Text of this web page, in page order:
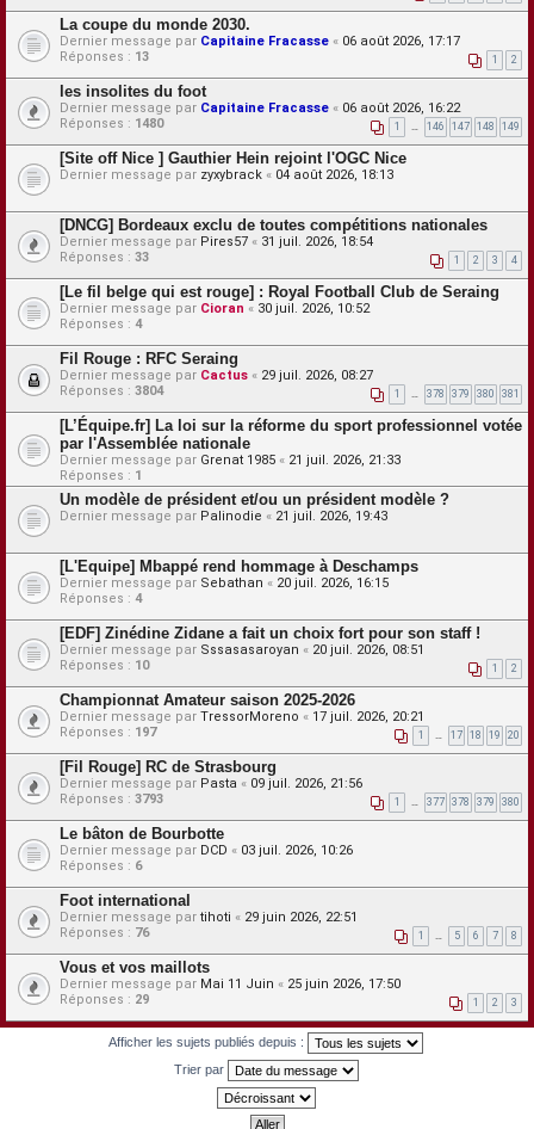
La coupe du monde 2030.
Dernier message par Capitaine Fracasse « 06 août 2026, 17:17
Réponses : 13 1 2
les insolites du foot
Dernier message par Capitaine Fracasse « 06 août 2026, 16:22
Réponses : 1480 1 … 146 147 148 149
[Site off Nice ] Gauthier Hein rejoint l'OGC Nice
Dernier message par zyxybrack « 04 août 2026, 18:13
[DNCG] Bordeaux exclu de toutes compétitions nationales
Dernier message par Pires57 « 31 juil. 2026, 18:54
Réponses : 33 1 2 3 4
[Le fil belge qui est rouge] : Royal Football Club de Seraing
Dernier message par Cioran « 30 juil. 2026, 10:52
Réponses : 4
Fil Rouge : RFC Seraing
Dernier message par Cactus « 29 juil. 2026, 08:27
Réponses : 3804 1 … 378 379 380 381
[L’Équipe.fr] La loi sur la réforme du sport professionnel votée
par l'Assemblée nationale
Dernier message par Grenat 1985 « 21 juil. 2026, 21:33
Réponses : 1
Un modèle de président et/ou un président modèle ?
Dernier message par Palinodie « 21 juil. 2026, 19:43
[L'Equipe] Mbappé rend hommage à Deschamps
Dernier message par Sebathan « 20 juil. 2026, 16:15
Réponses : 4
[EDF] Zinédine Zidane a fait un choix fort pour son staff !
Dernier message par Sssasasaroyan « 20 juil. 2026, 08:51
Réponses : 10 1 2
Championnat Amateur saison 2025-2026
Dernier message par TressorMoreno « 17 juil. 2026, 20:21
Réponses : 197 1 … 17 18 19 20
[Fil Rouge] RC de Strasbourg
Dernier message par Pasta « 09 juil. 2026, 21:56
Réponses : 3793 1 … 377 378 379 380
Le bâton de Bourbotte
Dernier message par DCD « 03 juil. 2026, 10:26
Réponses : 6
Foot international
Dernier message par tihoti « 29 juin 2026, 22:51
Réponses : 76 1 … 5 6 7 8
Vous et vos maillots
Dernier message par Mai 11 Juin « 25 juin 2026, 17:50
Réponses : 29 1 2 3
Afficher les sujets publiés depuis :
Trier par